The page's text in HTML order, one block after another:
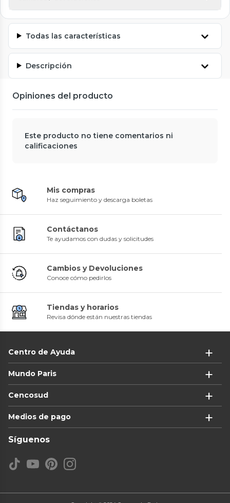
Todas las características
Descripción
Opiniones del producto
Este producto no tiene comentarios ni
calificaciones
Mis compras
Haz seguimiento y descarga boletas
Contáctanos
Te ayudamos con dudas y solicitudes
Cambios y Devoluciones
Conoce cómo pedirlos
Tiendas y horarios
Revisa dónde están nuestras tiendas
Centro de Ayuda
Mundo Paris
Cencosud
Medios de pago
Síguenos